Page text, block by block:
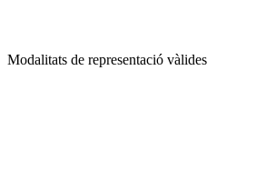
Modalitats de representació vàlides